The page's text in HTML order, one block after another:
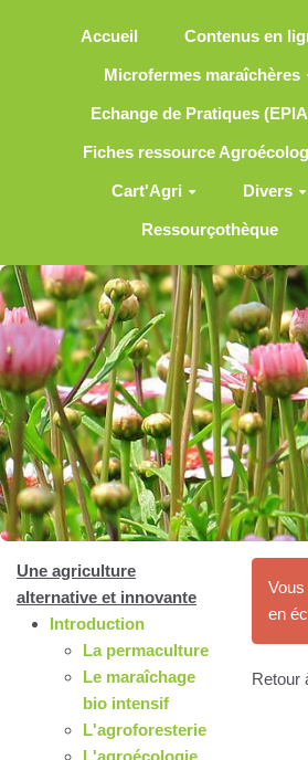
Accueil Contenus en
Microfermes maraîchères
Echange de Pratiques
Fiches ressource
Cart'Agri Divers
Ressourçothèque
Une agriculture
alternative et innovante
Introduction
La permaculture
Le maraîchage
bio intensif
L'agroforesterie
L'agroécologie
en
Retour